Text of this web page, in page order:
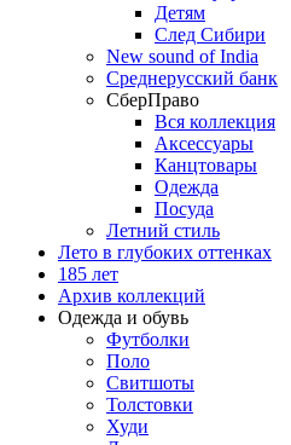
Детям
След Сибири
New sound of India
Среднерусский банк
СберПраво
Вся коллекция
Аксессуары
Канцтовары
Одежда
Посуда
Летний стиль
Лето в глубоких оттенках
185 лет
Архив коллекций
Одежда и обувь
Футболки
Поло
Свитшоты
Толстовки
Худи